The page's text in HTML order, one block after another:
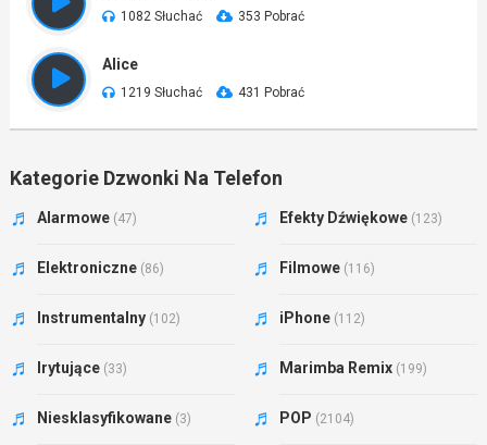
1082 Słuchać 353 Pobrać
Alice
1219 Słuchać 431 Pobrać
Kategorie Dzwonki Na Telefon
Alarmowe (47) Efekty Dźwiękowe (123)
Elektroniczne (86) Filmowe (116)
Instrumentalny (102) iPhone (112)
Irytujące (33) Marimba Remix (199)
Niesklasyfikowane (3) POP (2104)